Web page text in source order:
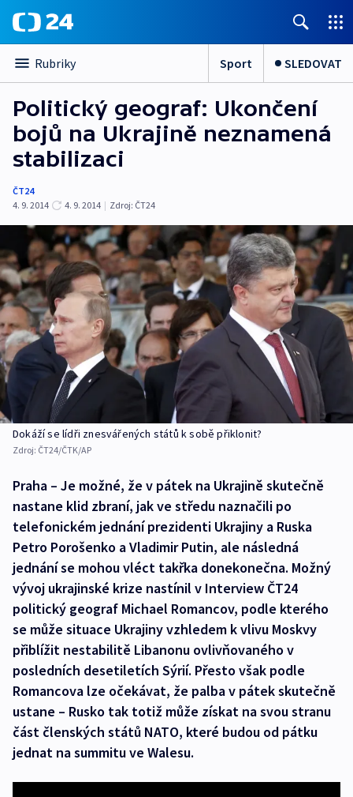
Rubriky Sport SLEDOVAT
Politický geograf: Ukončení
bojů na Ukrajině neznamená
stabilizaci
ČT24
4. 9. 2014
4. 9. 2014 | Zdroj: ČT24
Dokáží se lídři znesvářených států k sobě přiklonit?
Zdroj: ČT24/ČTK/AP
Praha – Je možné, že v pátek na Ukrajině skutečně
nastane klid zbraní, jak ve středu naznačili po
telefonickém jednání prezidenti Ukrajiny a Ruska
Petro Porošenko a Vladimir Putin, ale následná
jednání se mohou vléct takřka donekonečna. Možný
vývoj ukrajinské krize nastínil v Interview ČT24
politický geograf Michael Romancov, podle kterého
se může situace Ukrajiny vzhledem k vlivu Moskvy
přiblížit nestabilitě Libanonu ovlivňovaného v
posledních desetiletích Sýrií. Přesto však podle
Romancova lze očekávat, že palba v pátek skutečně
ustane – Rusko tak totiž může získat na svou stranu
část členských států NATO, které budou od pátku
jednat na summitu ve Walesu.